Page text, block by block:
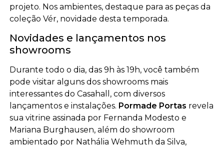
projeto. Nos ambientes, destaque para as peças da
coleção Vér, novidade desta temporada.
Novidades e lançamentos nos
showrooms
Durante todo o dia, das 9h às 19h, você também
pode visitar alguns dos showrooms mais
interessantes do Casahall, com diversos
lançamentos e instalações. Pormade Portas revela
sua vitrine assinada por Fernanda Modesto e
Mariana Burghausen, além do showroom
ambientado por Nathália Wehmuth da Silva,